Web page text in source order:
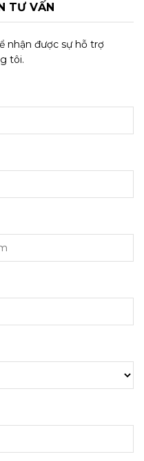
TƯ VẤN
nhận được sự hỗ trợ
tôi.